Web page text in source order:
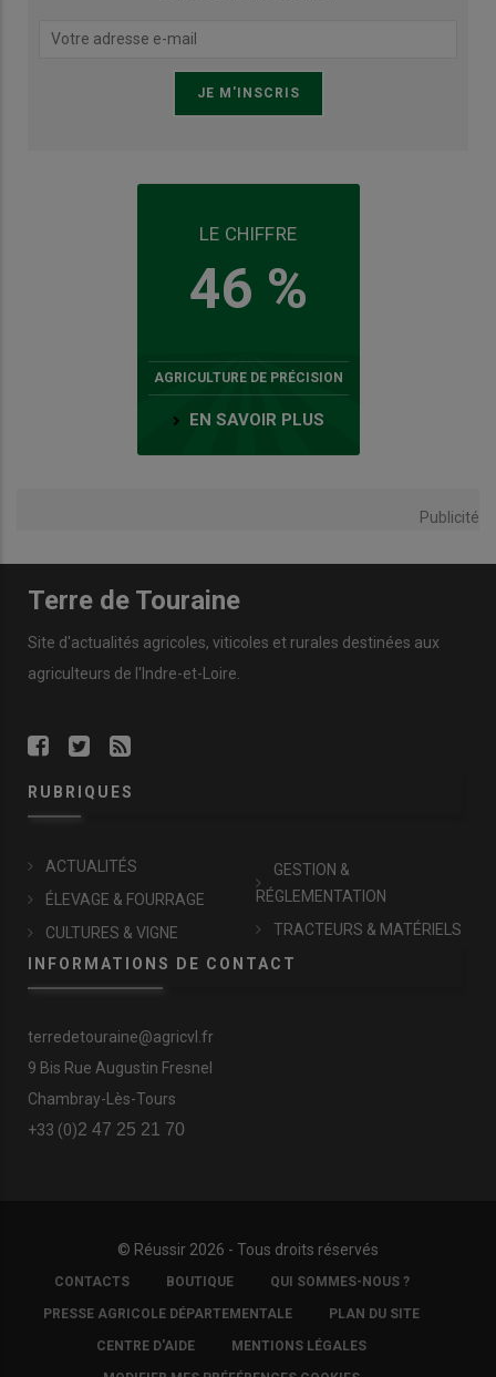
LE CHIFFRE
46 %
AGRICULTURE DE PRÉCISION
EN SAVOIR PLUS
Publicité
Terre de Touraine
Site d'actualités agricoles, viticoles et rurales destinées aux
agriculteurs de l'Indre-et-Loire.
RUBRIQUES
ACTUALITÉS
ÉLEVAGE & FOURRAGE
CULTURES & VIGNE
GESTION &
RÉGLEMENTATION
TRACTEURS & MATÉRIELS
INFORMATIONS DE CONTACT
terredetouraine@agricvl.fr
9 Bis Rue Augustin Fresnel
Chambray-Lès-Tours
+33 (0)2 47 25 21 70
© Réussir 2026 - Tous droits réservés
FOOTER
COPYRIGHT
CONTACTS BOUTIQUE QUI SOMMES-NOUS ?
PRESSE AGRICOLE DÉPARTEMENTALE PLAN DU SITE
CENTRE D'AIDE MENTIONS LÉGALES